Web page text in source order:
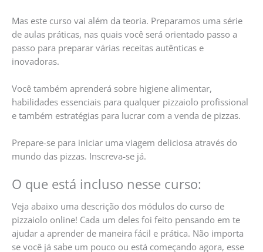
Mas este curso vai além da teoria. Preparamos uma série
de aulas práticas, nas quais você será orientado passo a
passo para preparar várias receitas autênticas e
inovadoras.
Você também aprenderá sobre higiene alimentar,
habilidades essenciais para qualquer pizzaiolo profissional
e também estratégias para lucrar com a venda de pizzas.
Prepare-se para iniciar uma viagem deliciosa através do
mundo das pizzas. Inscreva-se já.
O que está incluso nesse curso:
Veja abaixo uma descrição dos módulos do curso de
pizzaiolo online! Cada um deles foi feito pensando em te
ajudar a aprender de maneira fácil e prática. Não importa
se você já sabe um pouco ou está começando agora, esse